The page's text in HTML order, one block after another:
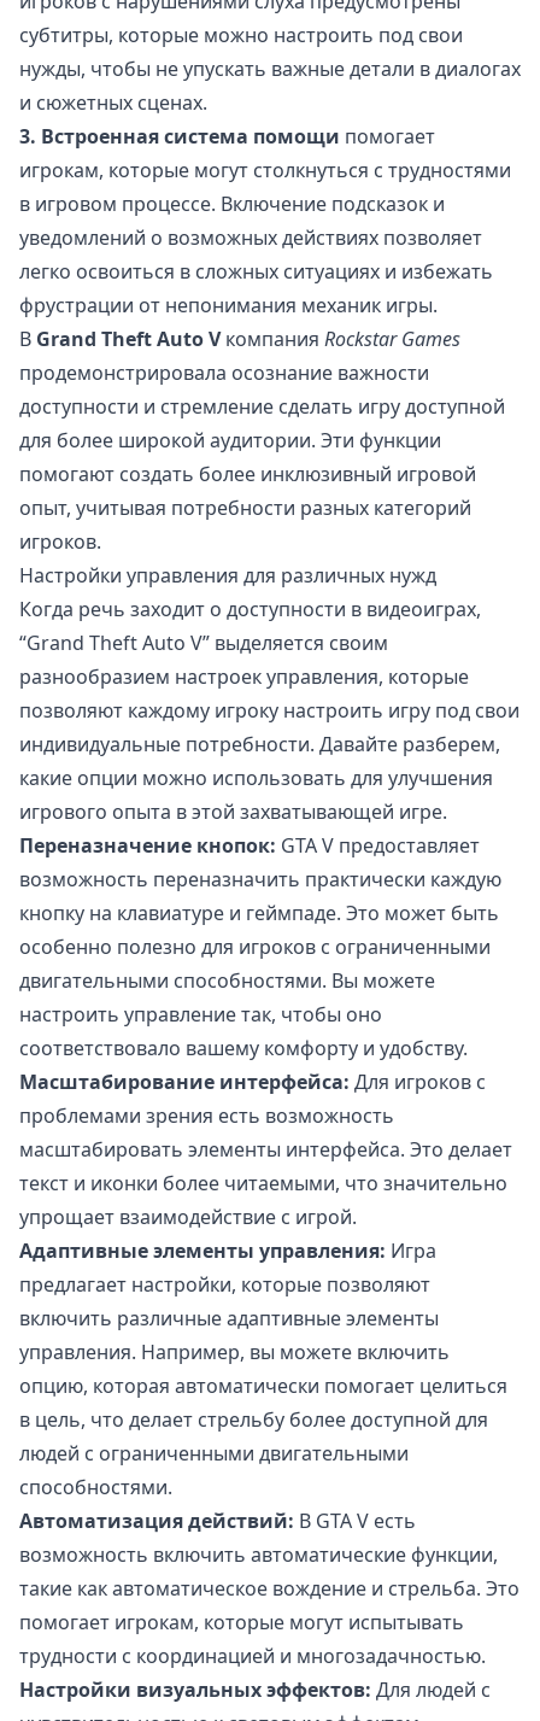
субтитры, которые можно настроить под свои
нужды, чтобы не упускать важные детали в диалогах
и сюжетных сценах.
3. Встроенная система помощи помогает
игрокам, которые могут столкнуться с трудностями
в игровом процессе. Включение подсказок и
уведомлений о возможных действиях позволяет
легко освоиться в сложных ситуациях и избежать
фрустрации от непонимания механик игры.
В Grand Theft Auto Vкомпания Rockstar Games
продемонстрировала осознание важности
доступности и стремление сделать игру доступной
для более широкой аудитории. Эти функции
помогают создать более инклюзивный игровой
опыт, учитывая потребности разных категорий
игроков.
Настройки управления для различных нужд
Когда речь заходит о доступности в видеоиграх,
“Grand Theft Auto V” выделяется своим
разнообразием настроек управления, которые
позволяют каждому игроку настроить игру под свои
индивидуальные потребности. Давайте разберем,
какие опции можно использовать для улучшения
игрового опыта в этой захватывающей игре.
Переназначение кнопок: GTA V предоставляет
возможность переназначить практически каждую
кнопку на клавиатуре и геймпаде. Это может быть
особенно полезно для игроков с ограниченными
двигательными способностями. Вы можете
настроить управление так, чтобы оно
соответствовало вашему комфорту и удобству.
Масштабирование интерфейса: Для игроков с
проблемами зрения есть возможность
масштабировать элементы интерфейса. Это делает
текст и иконки более читаемыми, что значительно
упрощает взаимодействие с игрой.
Адаптивные элементы управления: Игра
предлагает настройки, которые позволяют
включить различные адаптивные элементы
управления. Например, вы можете включить
опцию, которая автоматически помогает целиться
в цель, что делает стрельбу более доступной для
людей с ограниченными двигательными
способностями.
Автоматизация действий: В GTA V есть
возможность включить автоматические функции,
такие как автоматическое вождение и стрельба. Это
помогает игрокам, которые могут испытывать
трудности с координацией и многозадачностью.
Настройки визуальных эффектов: Для людей с